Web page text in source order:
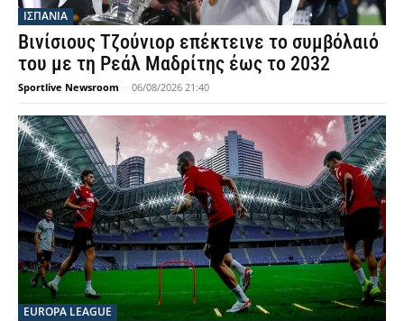
ΙΣΠΑΝΙΑ
Βινίσιους Τζούνιορ επέκτεινε το συμβόλαιό
του με τη Ρεάλ Μαδρίτης έως το 2032
Sportlive Newsroom - 06/08/2026 21:40
EUROPA LEAGUE